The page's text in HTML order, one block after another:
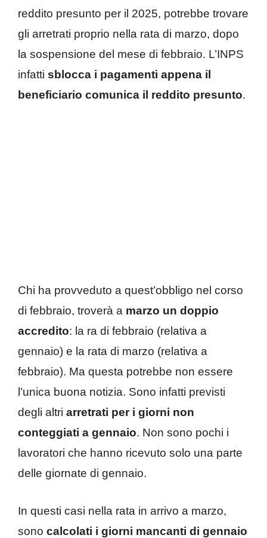
reddito presunto per il 2025, potrebbe trovare
gli arretrati proprio nella rata di marzo, dopo
la sospensione del mese di febbraio. L’INPS
infatti sblocca i pagamenti appena il
beneficiario comunica il reddito presunto.
Chi ha provveduto a quest’obbligo nel corso
di febbraio, troverà a marzo un doppio
accredito: la ra di febbraio (relativa a
gennaio) e la rata di marzo (relativa a
febbraio). Ma questa potrebbe non essere
l’unica buona notizia. Sono infatti previsti
degli altri arretrati per i giorni non
conteggiati a gennaio. Non sono pochi i
lavoratori che hanno ricevuto solo una parte
delle giornate di gennaio.
In questi casi nella rata in arrivo a marzo,
sono calcolati i giorni mancanti di gennaio